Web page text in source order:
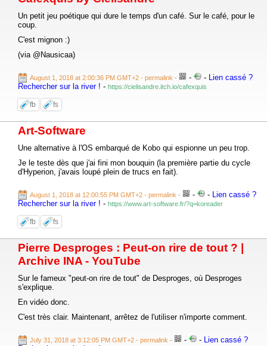
Un petit jeu poétique qui dure le temps d'un café. Sur le café, pour le
coup.
C'est mignon :)
(via @Nausicaa)
August 1, 2018 at 2:00:36 PM GMT+2 - permalink - - - Lien cassé ?
Rechercher sur la river ! - https://cielisandre.itch.io/cafexquis
fb fs
Art-Software
Une alternative à l'OS embarqué de Kobo qui espionne un peu trop.
Je le teste dès que j'ai fini mon bouquin (la première partie du cycle
d'Hyperion, j'avais loupé plein de trucs en fait).
August 1, 2018 at 12:00:55 PM GMT+2 - permalink - - - Lien cassé ?
Rechercher sur la river ! - https://www.art-software.fr/?q=koreader
fb fs
Pierre Desproges : Peut-on rire de tout ? |
Archive INA - YouTube
Sur le fameux "peut-on rire de tout" de Desproges, où Desproges
s'explique.
En vidéo donc.
C'est très clair. Maintenant, arrêtez de l'utiliser n'importe comment.
July 31, 2018 at 3:12:05 PM GMT+2 - permalink - - - Lien cassé ?